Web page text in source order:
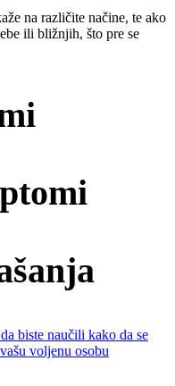
na različite načine, te ako
ili bližnjih, što pre se
biste naučili kako da se
voljenu osobu